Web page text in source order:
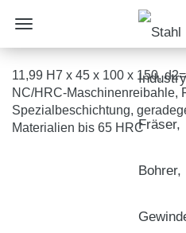
11,99 H7 x 45 x 100 x 150,
NC/HRC-Maschinenreibahle,
Spezialbeschichtung,
Materialien bis 65 HRC